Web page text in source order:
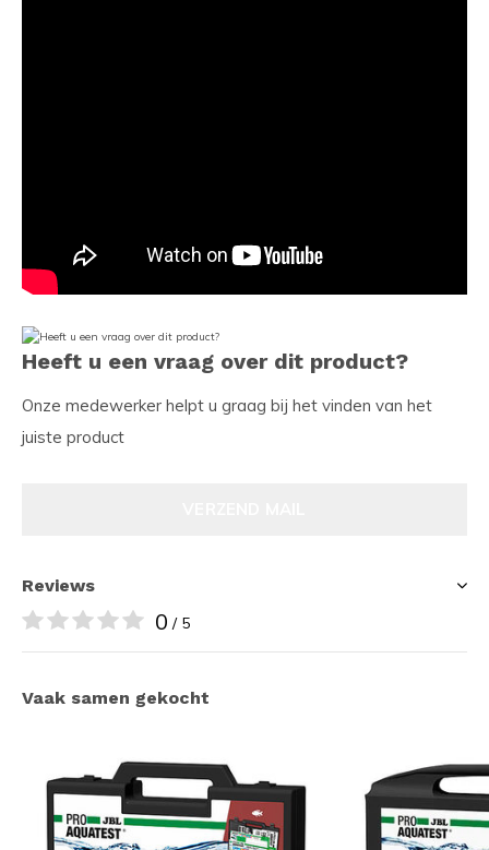
Heeft u een vraag over dit product?
Onze medewerker helpt u graag bij het vinden van het
juiste product
Reviews
0 / 5
Vaak samen gekocht